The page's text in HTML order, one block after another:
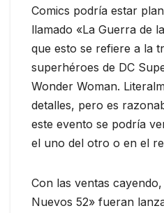
Comics podría estar
llamado «La Guerra de
que esto se refiere a la
superhéroes de DC
Wonder Woman.
detalles, pero es
este evento se podría
el uno del otro o en el
Con las ventas
Nuevos 52» fueran